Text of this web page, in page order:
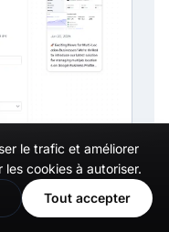
le trafic et améliorer
cookies à autoriser.
Tout accepter